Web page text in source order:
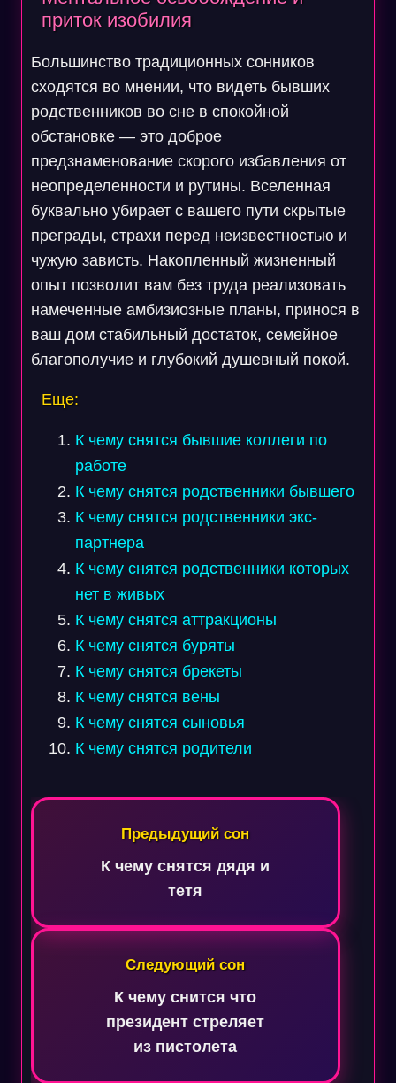
приток изобилия
Большинство традиционных сонников
сходятся во мнении, что видеть бывших
родственников во сне в спокойной
обстановке — это доброе
предзнаменование скорого избавления от
неопределенности и рутины. Вселенная
буквально убирает с вашего пути скрытые
преграды, страхи перед неизвестностью и
чужую зависть. Накопленный жизненный
опыт позволит вам без труда реализовать
намеченные амбизиозные планы, принося в
ваш дом стабильный достаток, семейное
благополучие и глубокий душевный покой.
Еще:
К чему снятся бывшие коллеги по
работе
К чему снятся родственники бывшего
К чему снятся родственники экс-
партнера
К чему снятся родственники которых
нет в живых
К чему снятся аттракционы
К чему снятся буряты
К чему снятся брекеты
К чему снятся вены
К чему снятся сыновья
К чему снятся родители
Навигация
записям
Предыдущий сон
К чему снятся дядя и
тетя
Следующий сон
К чему снится что
президент стреляет
из пистолета